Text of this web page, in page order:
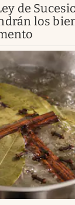
de
los